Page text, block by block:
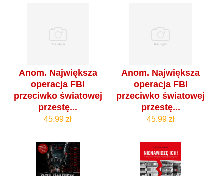
Anom. Największa
operacja FBI
przeciwko światowej
przestę...
45.99 zł
Anom. Największa
operacja FBI
przeciwko światowej
przestę...
45.99 zł